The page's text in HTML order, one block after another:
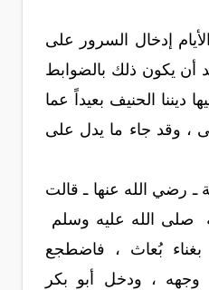
إدخال السرور على
بد أن يكون ذلك بالضوابط
ديننا الحنيف بعيداً عما
، وقد جاء ما يدل على
ـ رضي الله عنها ـ قالت
الله عليه وسلم
بغناء بُعاث ، فاضطجع
، ودخل أبو بكر